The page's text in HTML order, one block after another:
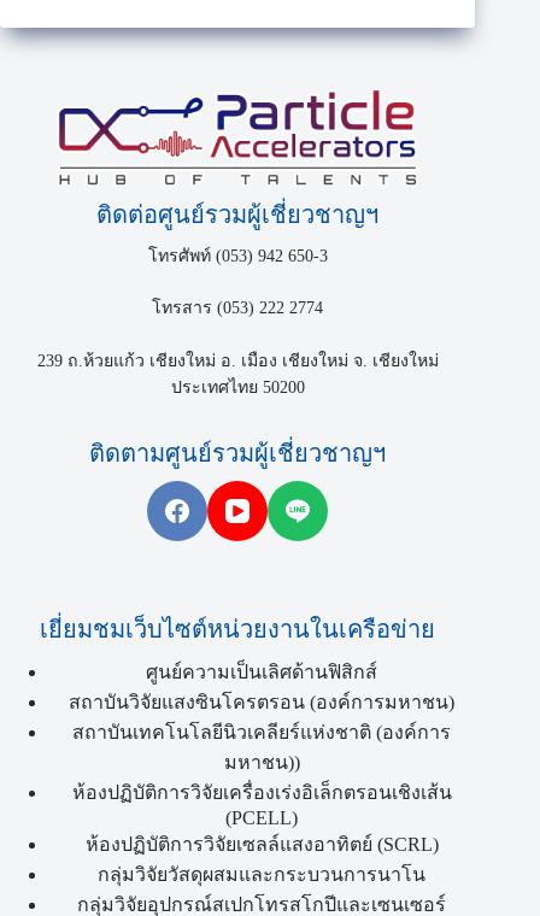
ติดต่อศูนย์รวมผู้เชี่ยวชาญฯ
โทรศัพท์ (053) 942 650-3
โทรสาร (053) 222 2774
239 ถ.ห้วยแก้ว เชียงใหม่ อ. เมือง เชียงใหม่ จ. เชียงใหม่
ประเทศไทย 50200
ติดตามศูนย์รวมผู้เชี่ยวชาญฯ
เยี่ยมชมเว็บไซต์หน่วยงานในเครือข่าย
ศูนย์ความเป็นเลิศด้านฟิสิกส์
สถาบันวิจัยแสงซินโครตรอน (องค์การมหาชน)
สถาบันเทคโนโลยีนิวเคลียร์แห่งชาติ (องค์การ
มหาชน))
ห้องปฏิบัติการวิจัยเครื่องเร่งอิเล็กตรอนเชิงเส้น
(PCELL)
ห้องปฏิบัติการวิจัยเซลล์แสงอาทิตย์ (SCRL)
กลุ่มวิจัยวัสดุผสมและกระบวนการนาโน
กลุ่มวิจัยอุปกรณ์สเปกโทรสโกปีและเซนเซอร์